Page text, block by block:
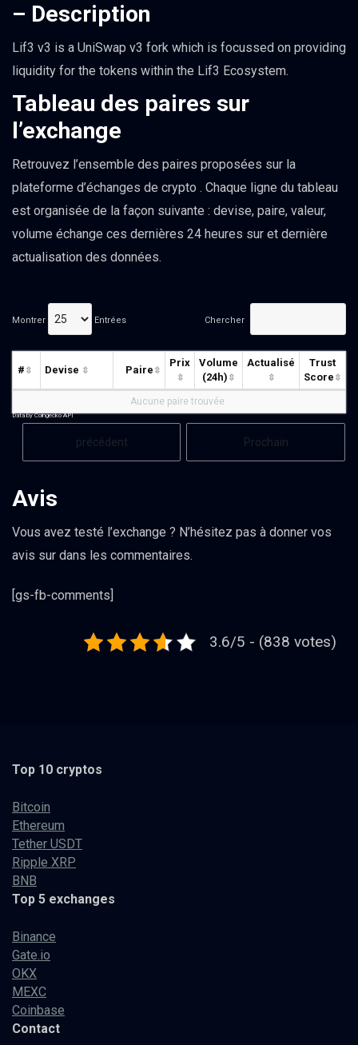
– Description
Lif3 v3 is a UniSwap v3 fork which is focussed on providing
liquidity for the tokens within the Lif3 Ecosystem.
Tableau des paires sur
l’exchange
Retrouvez l’ensemble des paires proposées sur la
plateforme d’échanges de crypto . Chaque ligne du tableau
est organisée de la façon suivante : devise, paire, valeur,
volume échange ces dernières 24 heures sur et dernière
actualisation des données.
Montrer Entrées Chercher
précédent Prochain
# Devise Paire
Prix
Volume
(24h)
Actualisé
Trust
Score
Aucune paire trouvée
Data by Coingecko API
Avis
Vous avez testé l’exchange ? N’hésitez pas à donner vos
avis sur dans les commentaires.
[gs-fb-comments]
3.6/5 - (838 votes)
Top 10 cryptos
Bitcoin
Ethereum
Tether USDT
Ripple XRP
BNB
Top 5 exchanges
Binance
Gate.io
OKX
MEXC
Coinbase
Contact